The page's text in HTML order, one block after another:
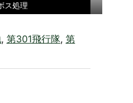
ス処理
, 第301飛行隊, 第